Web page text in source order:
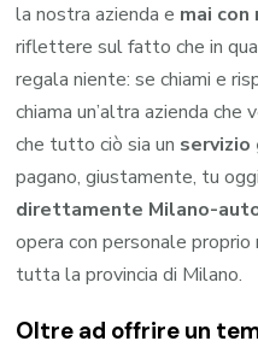
la nostra azienda e mai
riflettere sul fatto che in
regala niente: se chiami e
chiama un’altra azienda
che tutto ciò sia un
pagano, giustamente, tu
direttamente Milano-
opera con personale
tutta la provincia di Milano.
Oltre ad offrire un